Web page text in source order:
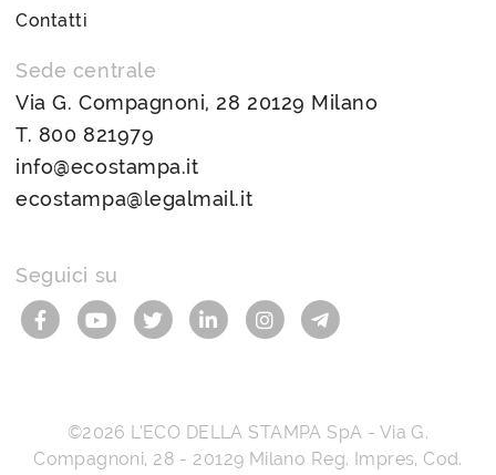
Contatti
Sede centrale
Via G. Compagnoni, 28 20129 Milano
T. 800 821979
info@ecostampa.it
ecostampa@legalmail.it
Seguici su
©2026 L’ECO DELLA STAMPA SpA - Via G.
Compagnoni, 28 - 20129 Milano Reg. Impres, Cod.